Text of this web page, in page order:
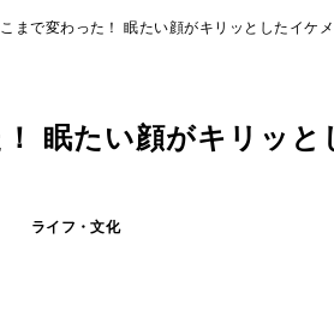
まで変わった！ 眠たい顔がキリッとしたイケメ
眠たい顔がキリッと
ライフ・文化